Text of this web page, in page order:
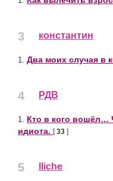
3 константин
1. Два моих случая в
4 РДВ
1. Кто в кого вошёл…
идиота. [33 ]
5 lliche